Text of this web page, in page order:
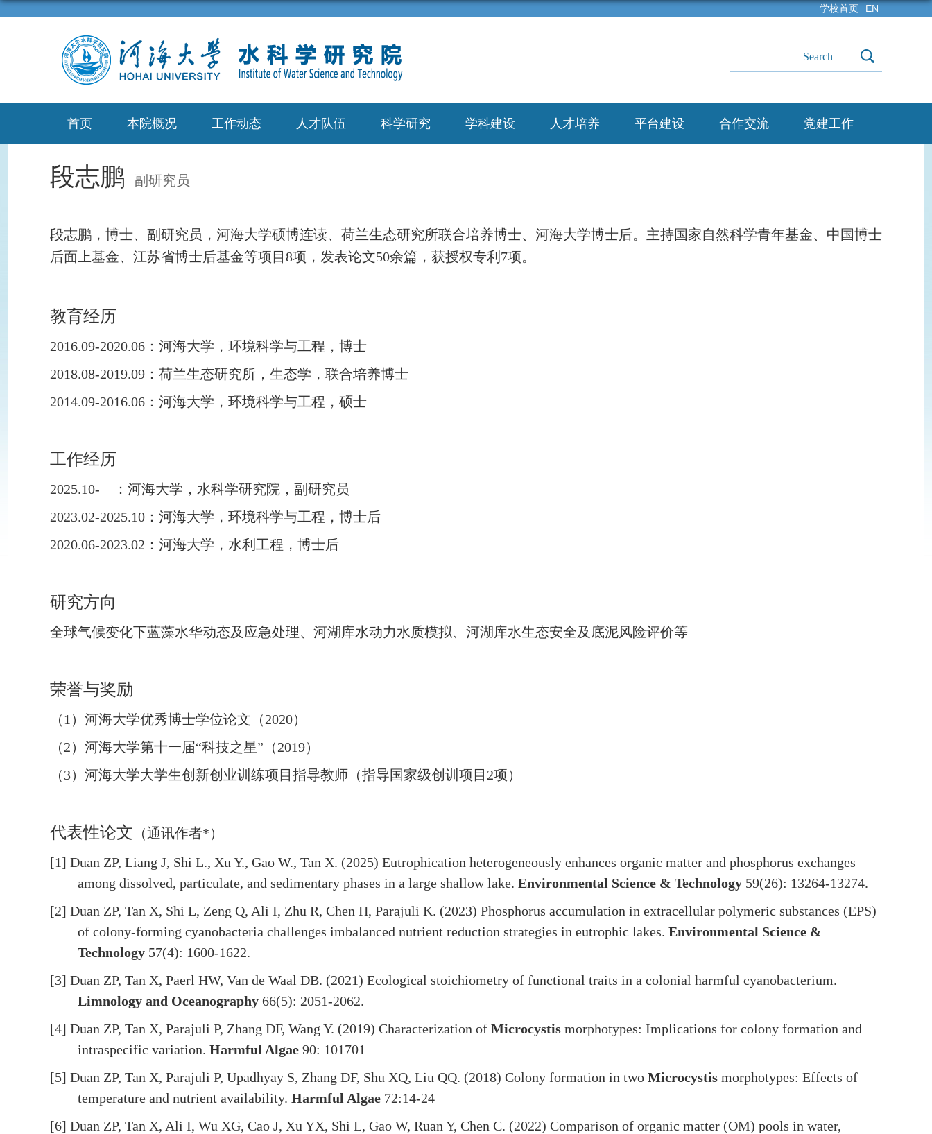
学校首页 EN
首页 本院概况 工作动态 人才队伍 科学研究 学科建设 人才培养 平台建设 合作交流 党建工作
段志鹏 副研究员
段志鹏，博士、副研究员，河海大学硕博连读、荷兰生态研究所联合培养博士、河海大学博士后。 主持国家自然科学青年基金、中国博士
后面上基金、 江苏省博士后基金等项目 8项， 发表论文50余篇 ，获授权专利 7项。
教育经历
2016.09-2020.06 ：河海大学，环境科学与工程，博士
2018.08-2019.09 ：荷兰生态研究所，生态学，联合培养博士
2014.09-2016.06 ：河海大学，环境科学与工程，硕士
工作经历
2025.10- ：河海大学，水科学研究院，副 研究员
2023.02-2025.10 ：河海大学，环境科学与工程，博士后
2020.06-2023.02 ：河海大学，水利工程，博士后
研究方向
全球气候变化下蓝藻水华动态及应急处理、河湖库水动力水质模拟、河湖库水生态安全及底泥风险评价等
荣誉与奖励
（1 ）河海大学优秀博士学位论文（2020）
（2）河海大学第十一届“科技之星” （2019）
（3）河海大学大学生创新创业训练项目指导教师（指导国家级创训项目 2项）
代表性论文 （通讯作者*）
[1] Duan ZP, Liang J, Shi L., Xu Y., Gao W., Tan X. (2025) Eutrophication heterogeneously enhances organic matter and phosphorus exchanges
among dissolved, particulate, and sedimentary phases in a large shallow lake. Environmental Science & Technology 59(26): 13264-13274.
[2] Duan ZP, Tan X, Shi L, Zeng Q, Ali I, Zhu R, Chen H, Parajuli K. (2023) Phosphorus accumulation in extracellular polymeric substances (EPS)
of colony-forming cyanobacteria challenges imbalanced nutrient reduction strategies in eutrophic lakes. Environmental Science &
Technology 57(4): 1600-1622.
[3] Duan ZP, Tan X, Paerl HW, Van de Waal DB. (2021) Ecological stoichiometry of functional traits in a colonial harmful cyanobacterium.
Limnology and Oceanography 66(5): 2051-2062.
[4] Duan ZP, Tan X, Parajuli P, Zhang DF, Wang Y. (2019) Characterization of Microcystis morphotypes: Implications for colony formation and
intraspecific variation. Harmful Algae 90: 101701
[5] Duan ZP, Tan X, Parajuli P, Upadhyay S, Zhang DF, Shu XQ, Liu QQ. (2018) Colony formation in two Microcystis morphotypes: Effects of
temperature and nutrient availability. Harmful Algae 72:14-24
[6] Duan ZP, Tan X, Ali I, Wu XG, Cao J, Xu YX, Shi L, Gao W, Ruan Y, Chen C. (2022) Comparison of organic matter (OM) pools in water,